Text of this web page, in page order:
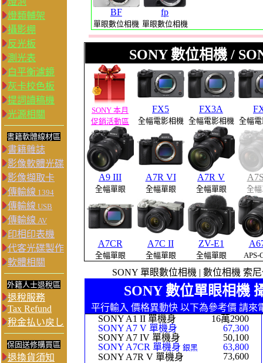
燈類輔架
攝影棚
反光板
測光表
白平衡濾鏡
灰卡校色板
提詞讀稿機
光源相關
書籍軟體線材區
書籍雜誌
影像軟體光碟
影像擷取卡
傳輸線 1394
傳輸線 USB
傳輸線 AV
印相印表機
代客光碟製作
軟體相關
外籍人士退稅區
退稅服務
Tax Refund
稅金払い戻し
保固送修購買區
退換貨須知
BF
單眼數位相機
fp
單眼數位相機
SONY 數位相機 /
SONY 本月
促銷活動區
FX5
全幅電影相機
FX3A
全幅電影相機 全幅
A9 III
全幅單眼
A7R VI
全幅單眼
A7R V
全幅單眼 全
A7CR
全幅單眼
A7C II
全幅單眼
ZV-E1
全幅單眼 APS-
SONY 單眼數位相機 | 數位相機 索
SONY 數位單眼相機
平行輸入 價格異動快 以下為參考價 請來
SONY A1 II 單機身
SONY A7 V 單機身
SONY A7 IV 單機身
SONY A7CR 單機身 銀黑
SONY A7R V 單機身
16萬2900
67,300
50,100
63,800
73,600